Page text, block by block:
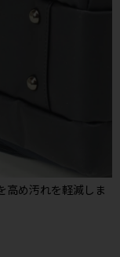
高め汚れを軽減しま